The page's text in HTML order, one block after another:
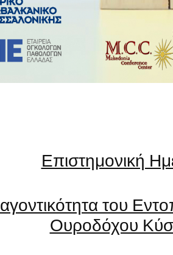
Επιστημονική
του
Ουροδόχου